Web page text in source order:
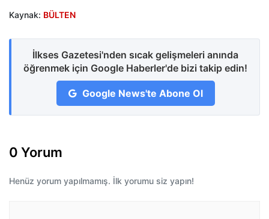
Kaynak: BÜLTEN
İlkses Gazetesi'nden sıcak gelişmeleri anında
öğrenmek için Google Haberler'de bizi takip edin!
Google News'te Abone Ol
0 Yorum
Henüz yorum yapılmamış. İlk yorumu siz yapın!